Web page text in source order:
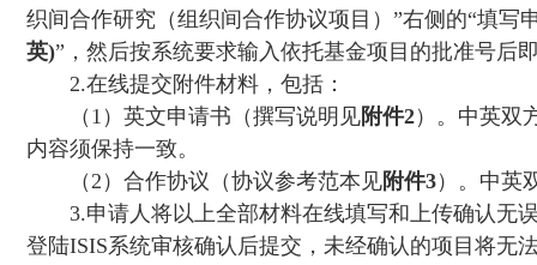
织间合作研究（组织间合作协议项目）”右侧的“填写
英)”，然后按系统要求输入依托基金项目的批准号后
2.在线提交附件材料，包括：
（ 1 ）英文申请书（撰写说明见附件2）。中英双
内容须保持一致。
（2 ）合作协议（协议参考范本见附件3）。中英
3.申请人将以上全部材料在线填写和上传确认无
登陆ISIS系统审核确认后提交，未经确认的项目将无